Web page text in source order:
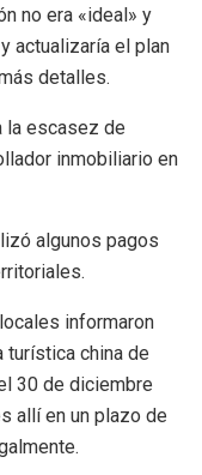
no era «ideal» y
actualizaría el plan
detalles.
la escasez de
inmobiliario en
algunos pagos
informaron
turística china de
30 de diciembre
allí en un plazo de